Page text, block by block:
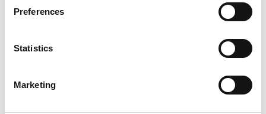
Preferences
Statistics
Marketing
bénéficieront d’une gamme élargie de services, de
processus rationalisés et de capacités de livraison
s’engagent à assurer une intégration sans heurts, à
maintenir des normes de service élevées et à préserver des